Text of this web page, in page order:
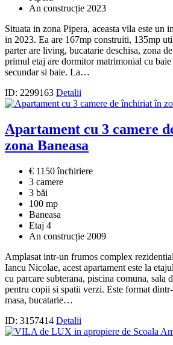
An construcție 2023
Situata in zona Pipera, aceasta vila este un
in 2023. Ea are 167mp construiti, 135mp
parter are living, bucatarie deschisa, zona
primul etaj are dormitor matrimonial cu
secundar si baie. La…
ID: 2299163 Detalii
Apartament cu 3 camere
zona Baneasa
€ 1150 închiriere
3 camere
3 băi
100 mp
Baneasa
Etaj 4
An construcție 2009
Amplasat intr-un frumos complex
Iancu Nicolae, acest apartament este la
cu parcare subterana, piscina comuna, sala
pentru copii si spatii verzi. Este format
masa, bucatarie…
ID: 3157414 Detalii